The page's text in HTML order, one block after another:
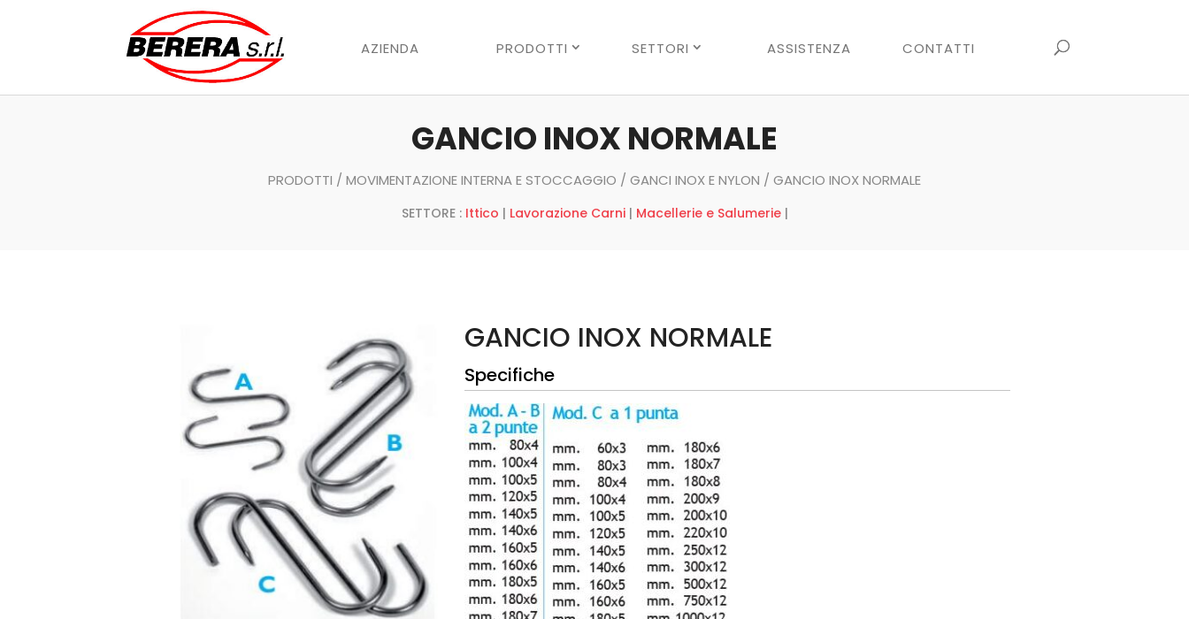
AZIENDA PRODOTTI SETTORI ASSISTENZA CONTATTI
GANCIO INOX NORMALE
PRODOTTI / MOVIMENTAZIONE INTERNA E STOCCAGGIO / GANCI INOX E NYLON / GANCIO INOX NORMALE
SETTORE : Ittico | Lavorazione Carni| Macellerie e Salumerie|
GANCIO INOX NORMALE
Specifiche